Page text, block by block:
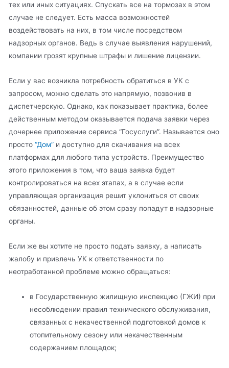
тех или иных ситуациях. Спускать все на тормозах в этом
случае не следует. Есть масса возможностей
воздействовать на них, в том числе посредством
надзорных органов. Ведь в случае выявления нарушений,
компании грозят крупные штрафы и лишение лицензии.
Если у вас возникла потребность обратиться в УК с
запросом, можно сделать это напрямую, позвонив в
диспетчерскую. Однако, как показывает практика, более
действенным методом оказывается подача заявки через
дочернее приложение сервиса “Госуслуги”. Называется оно
просто “Дом” и доступно для скачивания на всех
платформах для любого типа устройств. Преимущество
этого приложения в том, что ваша заявка будет
контролироваться на всех этапах, а в случае если
управляющая организация решит уклониться от своих
обязанностей, данные об этом сразу попадут в надзорные
органы.
Если же вы хотите не просто подать заявку, а написать
жалобу и привлечь УК к ответственности по
неотработанной проблеме можно обращаться:
в Государственную жилищную инспекцию (ГЖИ) при
несоблюдении правил технического обслуживания,
связанных с некачественной подготовкой домов к
отопительному сезону или некачественным
содержанием площадок;